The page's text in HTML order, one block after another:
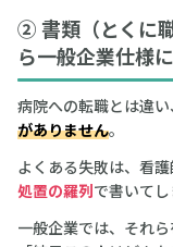
② 書類（とくに
ら一般企業仕様
病院への転職とは違い
がありません。
よくある失敗は、看
処置の羅列 で書いてし
一般企業では、それら